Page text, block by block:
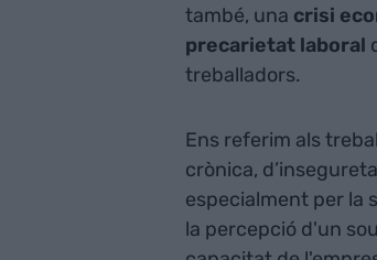
també, una crisi
precarietat laboral
treballadors.
Ens referim als
crònica,
especialment per la
la percepció d'un